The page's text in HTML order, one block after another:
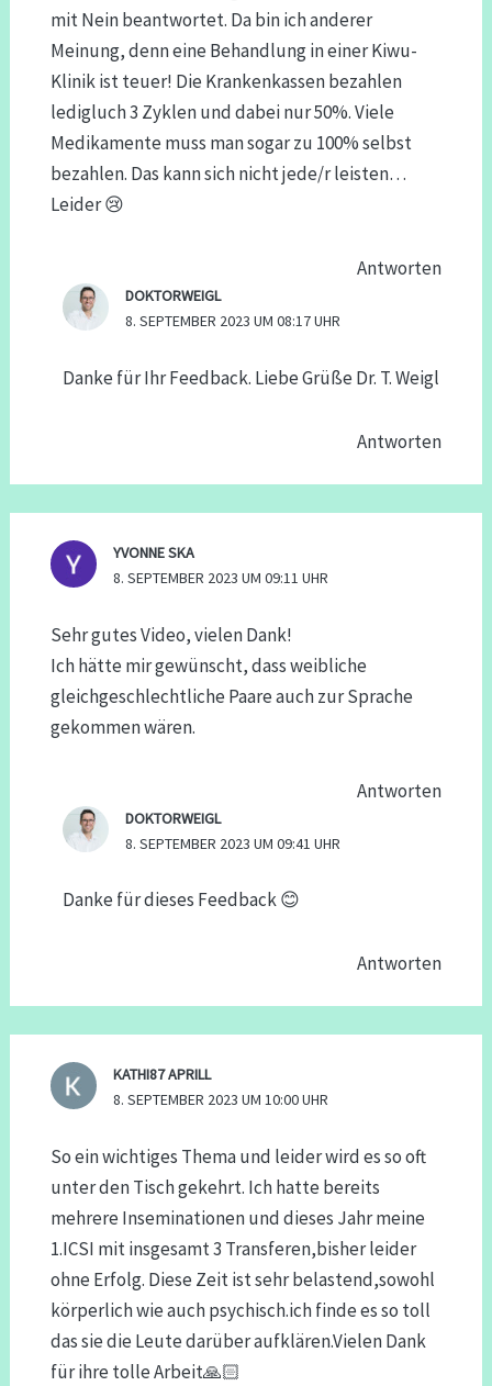
mit Nein beantwortet. Da bin ich anderer
Meinung, denn eine Behandlung in einer Kiwu-
Klinik ist teuer! Die Krankenkassen bezahlen
ledigluch 3 Zyklen und dabei nur 50%. Viele
Medikamente muss man sogar zu 100% selbst
bezahlen. Das kann sich nicht jede/r leisten…
Leider 😢
Antworten
DOKTORWEIGL
8. SEPTEMBER 2023 UM 08:17 UHR
Danke für Ihr Feedback. Liebe Grüße Dr. T. Weigl
Antworten
YVONNE SKA
8. SEPTEMBER 2023 UM 09:11 UHR
Sehr gutes Video, vielen Dank!
Ich hätte mir gewünscht, dass weibliche
gleichgeschlechtliche Paare auch zur Sprache
gekommen wären.
Antworten
DOKTORWEIGL
8. SEPTEMBER 2023 UM 09:41 UHR
Danke für dieses Feedback 😊
Antworten
KATHI87 APRILL
8. SEPTEMBER 2023 UM 10:00 UHR
So ein wichtiges Thema und leider wird es so oft
unter den Tisch gekehrt. Ich hatte bereits
mehrere Inseminationen und dieses Jahr meine
1.ICSI mit insgesamt 3 Transferen,bisher leider
ohne Erfolg. Diese Zeit ist sehr belastend,sowohl
körperlich wie auch psychisch.ich finde es so toll
das sie die Leute darüber aufklären.Vielen Dank
für ihre tolle Arbeit🙏🏻